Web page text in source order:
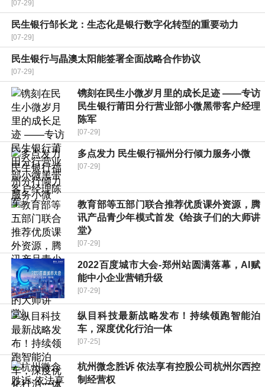
[07-29]
民生银行邹长龙：生态化是银行数字化转型的重要动力
[07-29]
民生银行与晶澳太阳能签署全面战略合作协议
[07-29]
镌刻在民生小微岁月里的成长足迹 ——专访
民生银行莆田分行营业部小微黑带客户经理
陈军
[07-29]
多点发力 民生银行福州分行倾力服务小微
[07-29]
教育部等五部门联合推荐优质课外资源，腾
讯产品青少年模式首发《给孩子们的大师讲
堂》
[07-29]
2022百度城市大会-郑州站圆满落幕，AI赋
能中小企业营销升级
[07-29]
纵目科技最新战略发布！持续领跑智能泊
车，深度优化行泊一体
[07-25]
杭州微念胜诉 依法享有控股公司杭州尔西控
制经营权